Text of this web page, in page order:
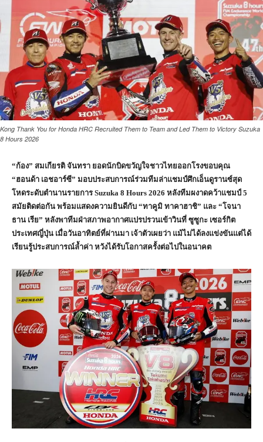
Kong Thank You for Honda HRC Recruited Them to Team and Led Them to Victory Suzuka
8 Hours 2026
“ก้อง” สมเกียรติ จันทรา ยอดนักบิดขวัญใจชาวไทยออกโรงขอบคุณ
“ฮอนด้า เอชอาร์ซี” มอบประสบการณ์ร่วมทีมล่าแชมป์ศึกเอ็นดูรานซ์สุด
โหดระดับตำนานรายการ Suzuka 8 Hours 2026 หลังทีมผงาดคว้าแชมป์ 5
สมัยติดต่อกัน พร้อมแสดงความยินดีกับ “ทาคูมิ ทาคาฮาชิ” และ “โจนา
ธาน เรีย” หลังพาทีมฝ่าสภาพอากาศแปรปรวนเข้าวินที่ ซูซูกะ เซอร์กิต
ประเทศญี่ปุ่น เมื่อวันอาทิตย์ที่ผ่านมา เจ้าตัวเผยว่า แม้ไม่ได้ลงแข่งขันแต่ได้
เรียนรู้ประสบการณ์ล้ำค่า หวังได้รับโอกาสครั้งต่อไปในอนาคต